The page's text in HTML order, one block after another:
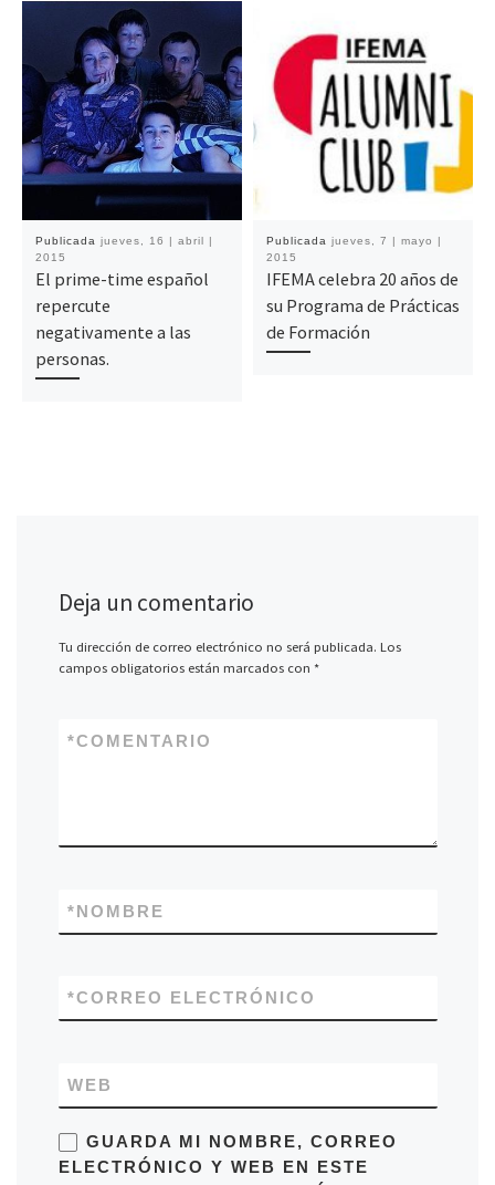
Publicada jueves, 16 | abril |
2015
El prime-time español
repercute
negativamente a las
personas.
Publicada jueves, 7 | mayo |
2015
IFEMA celebra 20 años de
su Programa de Prácticas
de Formación
Deja un comentario
Tu dirección de correo electrónico no será publicada. Los
campos obligatorios están marcados con *
COMENTARIO
*
NOMBRE
*
CORREO ELECTRÓNICO
*
WEB
GUARDA MI NOMBRE, CORREO
ELECTRÓNICO Y WEB EN ESTE